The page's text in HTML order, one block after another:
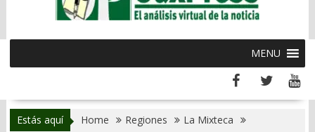
MENU
Estás aquí Home Regiones
La Mixteca